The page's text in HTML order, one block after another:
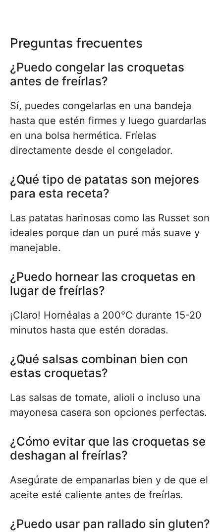
Preguntas frecuentes
¿Puedo congelar las croquetas
antes de freírlas?
Sí, puedes congelarlas en una bandeja
hasta que estén firmes y luego guardarlas
en una bolsa hermética. Fríelas
directamente desde el congelador.
¿Qué tipo de patatas son mejores
para esta receta?
Las patatas harinosas como las Russet son
ideales porque dan un puré más suave y
manejable.
¿Puedo hornear las croquetas en
lugar de freírlas?
¡Claro! Hornéalas a 200°C durante 15-20
minutos hasta que estén doradas.
¿Qué salsas combinan bien con
estas croquetas?
Las salsas de tomate, alioli o incluso una
mayonesa casera son opciones perfectas.
¿Cómo evitar que las croquetas se
deshagan al freírlas?
Asegúrate de empanarlas bien y de que el
aceite esté caliente antes de freírlas.
¿Puedo usar pan rallado sin gluten?